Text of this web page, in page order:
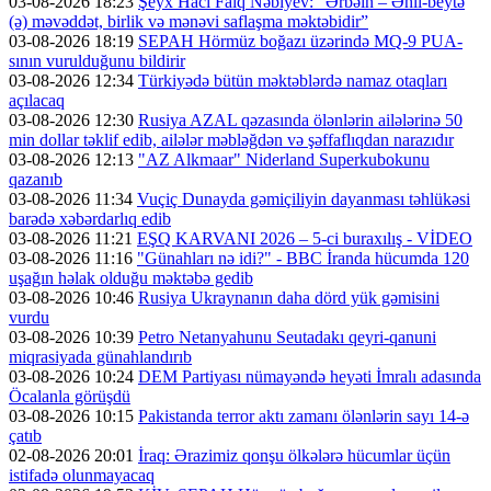
(ə) məvəddət, birlik və mənəvi saflaşma məktəbidir”
03-08-2026 18:19 SEPAH Hörmüz boğazı üzərində MQ-9 PUA-
sının vurulduğunu bildirir
03-08-2026 12:34 Türkiyədə bütün məktəblərdə namaz otaqları
açılacaq
03-08-2026 12:30 Rusiya AZAL qəzasında ölənlərin ailələrinə 50
min dollar təklif edib, ailələr məbləğdən və şəffaflıqdan narazıdır
03-08-2026 12:13 "AZ Alkmaar" Niderland Superkubokunu
qazanıb
03-08-2026 11:34 Vuçiç Dunayda gəmiçiliyin dayanması təhlükəsi
barədə xəbərdarlıq edib
03-08-2026 11:21 EŞQ KARVANI 2026 – 5-ci buraxılış - VİDEO
03-08-2026 11:16 "Günahları nə idi?" - BBC İranda hücumda 120
uşağın həlak olduğu məktəbə gedib
03-08-2026 10:46 Rusiya Ukraynanın daha dörd yük gəmisini
vurdu
03-08-2026 10:39 Petro Netanyahunu Seutadakı qeyri-qanuni
miqrasiyada günahlandırıb
03-08-2026 10:24 DEM Partiyası nümayəndə heyəti İmralı adasında
Öcalanla görüşdü
03-08-2026 10:15 Pakistanda terror aktı zamanı ölənlərin sayı 14-ə
çatıb
02-08-2026 20:01 İraq: Ərazimiz qonşu ölkələrə hücumlar üçün
istifadə olunmayacaq